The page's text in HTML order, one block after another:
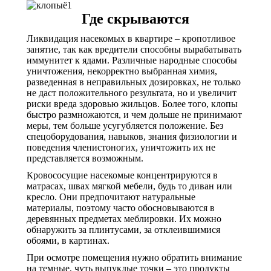
Где скрываются
Ликвидация насекомых в квартире – кропотливое
занятие, так как вредители способны вырабатывать
иммунитет к ядами. Различные народные способы
уничтожения, некорректно выбранная химия,
разведенная в неправильных дозировках, не только
не даст положительного результата, но и увеличит
риски вреда здоровью жильцов. Более того, клопы
быстро размножаются, и чем дольше не принимают
меры, тем больше усугубляется положение. Без
спецоборудования, навыков, знания физиологии и
поведения членистоногих, уничтожить их не
представляется возможным.
Кровососущие насекомые концентрируются в
матрасах, швах мягкой мебели, будь то диван или
кресло. Они предпочитают натуральные
материалы, поэтому часто обосновываются в
деревянных предметах меблировки. Их можно
обнаружить за плинтусами, за отклеившимися
обоями, в картинах.
При осмотре помещения нужно обратить внимание
на темные, чуть выпуклые точки – это продукты